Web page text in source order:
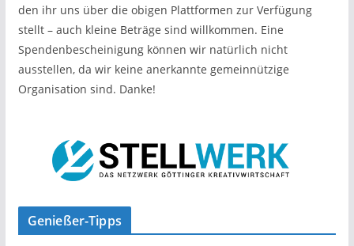
den ihr uns über die obigen Plattformen zur Verfügung
stellt – auch kleine Beträge sind willkommen. Eine
Spendenbescheinigung können wir natürlich nicht
ausstellen, da wir keine anerkannte gemeinnützige
Organisation sind. Danke!
Genießer-Tipps